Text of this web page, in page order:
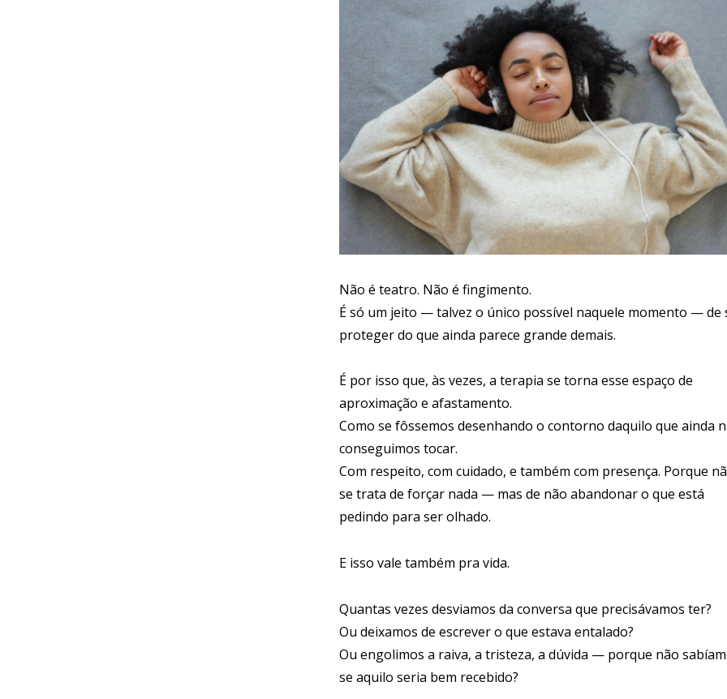
Não é teatro. Não é fingimento.
É só um jeito — talvez o único possível naquele momento — de
proteger do que ainda parece grande demais.
É por isso que, às vezes, a terapia se torna esse espaço de
aproximação e afastamento.
Como se fôssemos desenhando o contorno daquilo que ainda
conseguimos tocar.
Com respeito, com cuidado, e também com presença. Porque
se trata de forçar nada — mas de não abandonar o que está
pedindo para ser olhado.
E isso vale também pra vida.
Quantas vezes desviamos da conversa que precisávamos ter?
Ou deixamos de escrever o que estava entalado?
Ou engolimos a raiva, a tristeza, a dúvida — porque não
se aquilo seria bem recebido?